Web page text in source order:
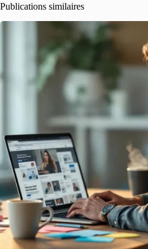
Publications similaires